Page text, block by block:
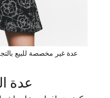
عدة غير مخصصة للبيع
عدة